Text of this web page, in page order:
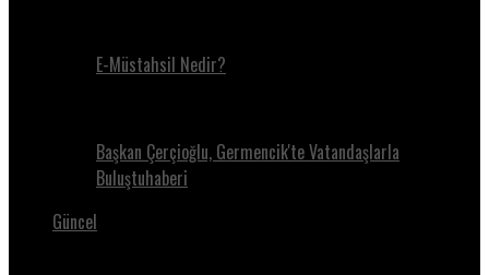
E-Müstahsil Nedir?
Başkan Çerçioğlu, Germencik'te Vatandaşlarla
Buluştuhaberi
Güncel